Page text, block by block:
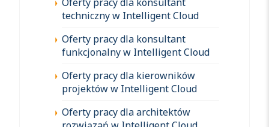
techniczny w Intelligent Cloud
Oferty pracy dla konsultant
funkcjonalny w Intelligent Cloud
Oferty pracy dla kierowników
projektów w Intelligent Cloud
Oferty pracy dla architektów